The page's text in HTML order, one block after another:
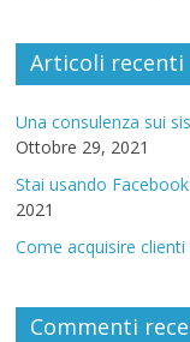
Articoli recenti
Una consulenza sui
Ottobre 29, 2021
Stai usando
2021
Come acquisire
Commenti